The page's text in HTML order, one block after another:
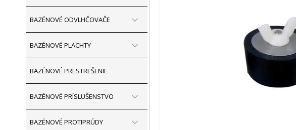
BAZÉNOVÉ ODVLHČOVAČE
BAZÉNOVÉ PLACHTY
BAZÉNOVÉ PRESTREŠENIE
BAZÉNOVÉ PRÍSLUŠENSTVO
BAZÉNOVÉ PROTIPRÚDY